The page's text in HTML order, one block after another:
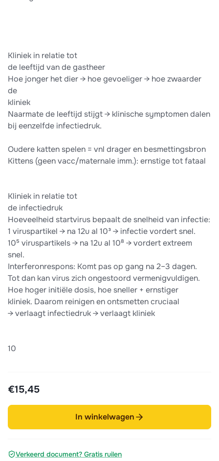
Kliniek in relatie tot
de leeftijd van de gastheer
Hoe jonger het dier → hoe gevoeliger → hoe zwaarder
de
kliniek
Naarmate de leeftijd stijgt → klinische symptomen dalen
bij eenzelfde infectiedruk.
Oudere katten spelen = vnl drager en besmettingsbron
Kittens (geen vacc/maternale imm.): ernstige tot fataal
Kliniek in relatie tot
de infectiedruk
Hoeveelheid startvirus bepaalt de snelheid van infectie:
1 viruspartikel → na 12u al 10³ → infectie vordert snel.
10⁵ viruspartikels → na 12u al 10⁸ → vordert extreem
snel.
Interferonrespons: Komt pas op gang na 2–3 dagen.
Tot dan kan virus zich ongestoord vermenigvuldigen.
Hoe hoger initiële dosis, hoe sneller + ernstiger
kliniek. Daarom reinigen en ontsmetten cruciaal
→ verlaagt infectiedruk → verlaagt kliniek
10
€15,45
In winkelwagen
Verkeerd document? Gratis ruilen